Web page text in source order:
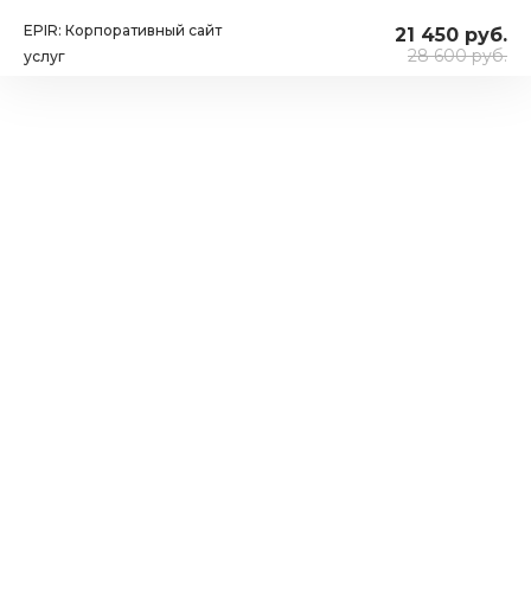
EPIR: Корпоративный сайт
услуг
21 450 руб.
28 600 руб.